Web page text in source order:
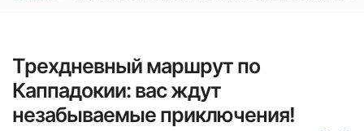
Трехдневный маршрут по
Каппадокии: вас ждут
незабываемые приключения!